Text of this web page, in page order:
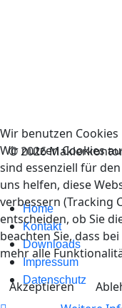
© 2026
Home
Kontakt
Downloads
Impressum
Datenschutz
Wir benutzen Cookies
Wir nutzen Cookies
sind essenziell für
uns helfen, diese
verbessern (Tracking
entscheiden, ob Sie
beachten Sie, dass
mehr alle
Akzeptieren